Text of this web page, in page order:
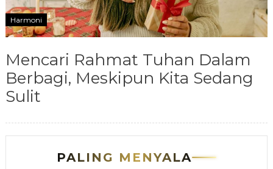
Harmoni
Mencari Rahmat Tuhan Dalam
Berbagi, Meskipun Kita Sedang
Sulit
PALING MENYALA